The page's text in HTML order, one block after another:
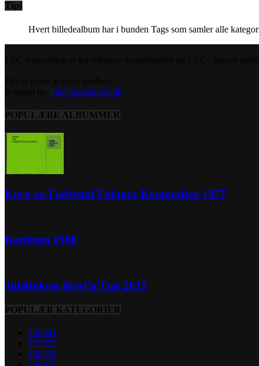
Tips
Hvert billedealbum har i bunden Tags som samler alle
jok@lecseniorer.dk
POPULÆRE ALBUMMER
Korn og Foderstof Faktura Kontoudtog 1977
Kantinen 1988
Julefrokost Bowl’n’Fun 2015
POPULÆR KATEGORIER
198841
197839
199139